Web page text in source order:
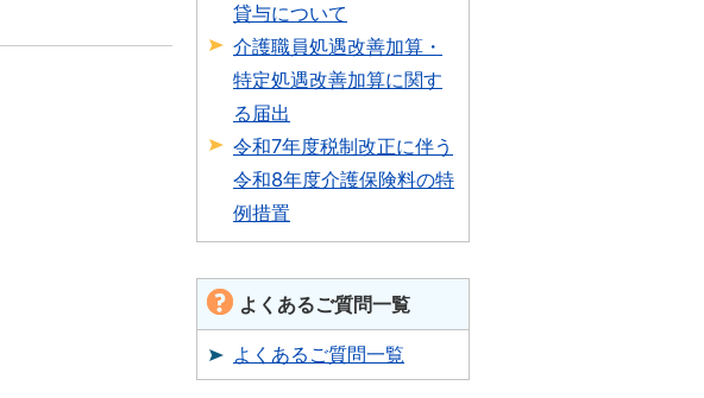
貸与について
介護職員処遇改善加算・
特定処遇改善加算に関す
る届出
令和7年度税制改正に伴う
令和8年度介護保険料の特
例措置
よくあるご質問一覧
よくあるご質問一覧